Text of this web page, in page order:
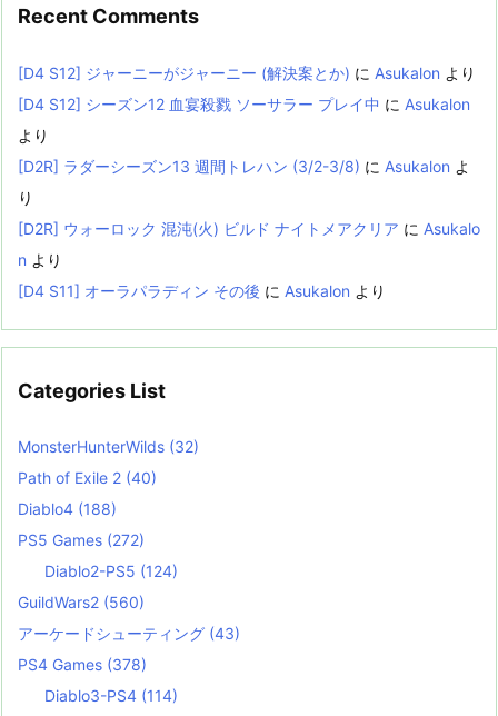
Recent Comments
[D4 S12] ジャーニーがジャーニー (解決案とか) に Asukalon より
[D4 S12] シーズン12 血宴殺戮 ソーサラー プレイ中 に Asukalon
より
[D2R] ラダーシーズン13 週間トレハン (3/2-3/8) に Asukalon よ
り
[D2R] ウォーロック 混沌(火) ビルド ナイトメアクリア に Asukalo
n より
[D4 S11] オーラパラディン その後 に Asukalon より
Categories List
MonsterHunterWilds (32)
Path of Exile 2 (40)
Diablo4 (188)
PS5 Games (272)
Diablo2-PS5 (124)
GuildWars2 (560)
アーケードシューティング (43)
PS4 Games (378)
Diablo3-PS4 (114)